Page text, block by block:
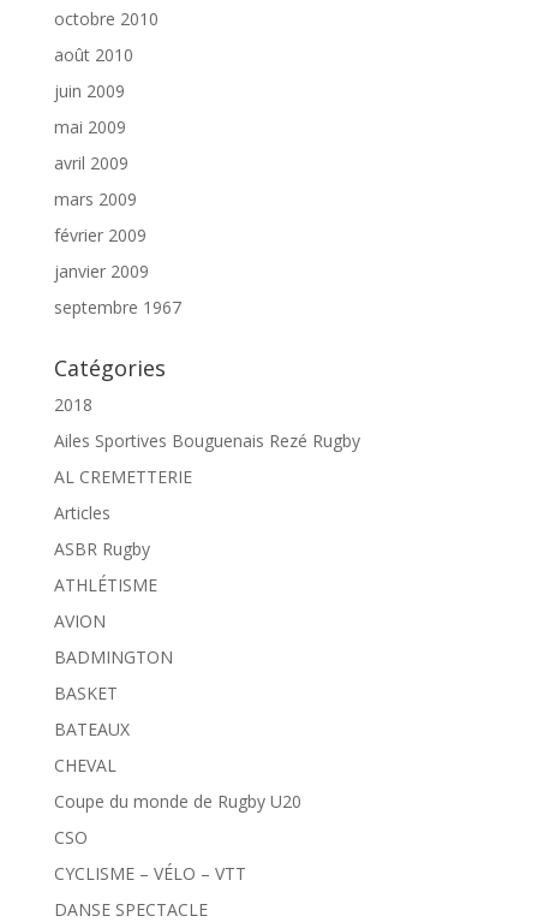
octobre 2010
août 2010
juin 2009
mai 2009
avril 2009
mars 2009
février 2009
janvier 2009
septembre 1967
Catégories
2018
Ailes Sportives Bouguenais Rezé Rugby
AL CREMETTERIE
Articles
ASBR Rugby
ATHLÉTISME
AVION
BADMINGTON
BASKET
BATEAUX
CHEVAL
Coupe du monde de Rugby U20
CSO
CYCLISME – VÉLO – VTT
DANSE SPECTACLE